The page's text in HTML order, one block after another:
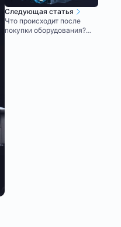
Следующая статья
Что происходит после
покупки оборудования?